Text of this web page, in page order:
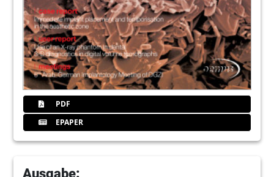
PDF
EPAPER
Ausgabe: